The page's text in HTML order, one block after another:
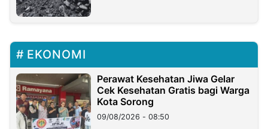
EKONOMI
Perawat Kesehatan Jiwa Gelar
Cek Kesehatan Gratis bagi Warga
Kota Sorong
09/08/2026 - 08:50